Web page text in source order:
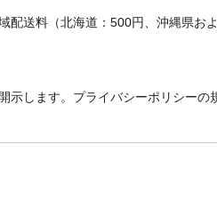
送料（北海道：500円、沖縄県
します。プライバシーポリシーの